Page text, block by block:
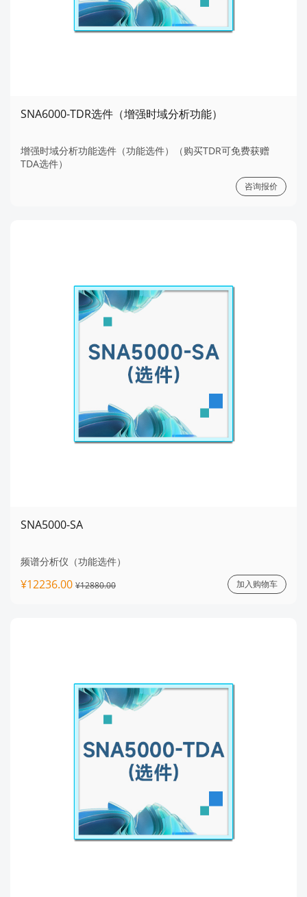
SNA6000-TDR选件（增强时域分析功能）
增强时域分析功能选件（功能选件）（购买TDR可免费获赠
TDA选件）
咨询报价
SNA5000-SA
频谱分析仪（功能选件）
¥12236.00 ¥12880.00 加入购物车